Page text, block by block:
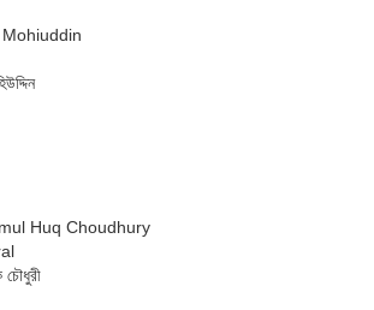
Huq Choudhury
চৌধুরী